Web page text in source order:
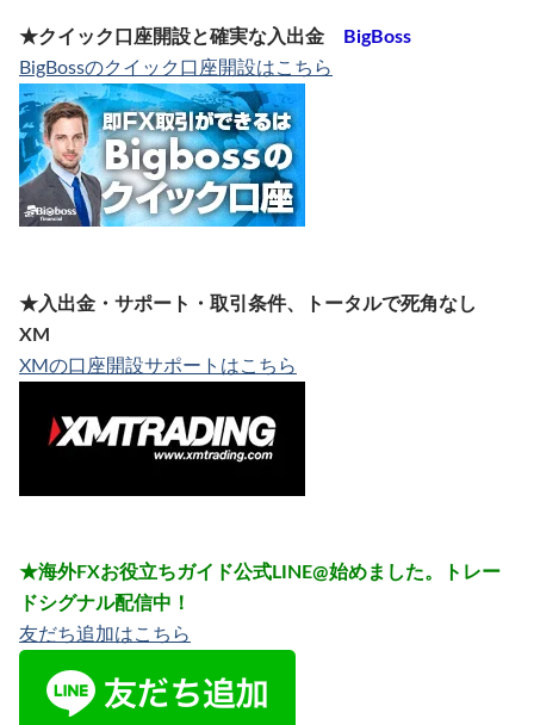
★クイック口座開設と確実な入出金
BigBoss
BigBossのクイック口座開設はこちら
★入出金・サポート・取引条件、トータルで死角なし
XM
XMの口座開設サポートはこちら
★海外FXお役立ちガイド公式LINE@始めました。トレー
ドシグナル配信中！
友だち追加はこちら